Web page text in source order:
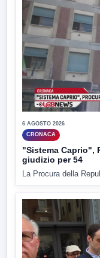
6 AGOSTO 2026
CRONACA
"Sistema Caprio",
giudizio per 54
La Procura della